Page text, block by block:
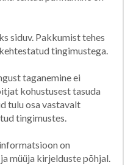
siduv. Pakkumist tehes
tingimustega.
taganemine ei
kohustusest tasuda
tulu osa vastavalt
tingimustes.
on
müüja kirjelduste põhjal.